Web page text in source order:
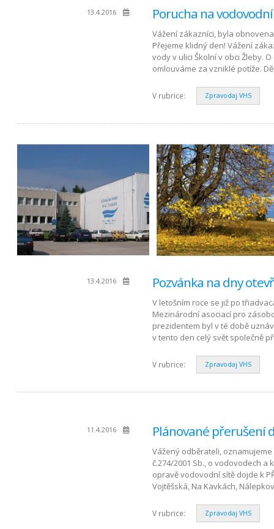
13.4.2016 Porucha na
Vážení zákazníci, byla
Přejeme klidný den! Vážení
vody v ulici Školní v obci Žleby.
omlouváme za vzniklé potíže.
V rubrice: Zpravodaj VHS
13.4.2016 Pozvánka na dny
V letošním roce se již po
Mezinárodní asociací pro
prezidentem byl v té době
v tento den celý svět společně
V rubrice: Zpravodaj VHS
11.4.2016 Plánované přerušení
Vážený odběrateli,
č.274/2001 Sb., o vodovodech
opravě vodovodní sítě dojde k
Vojtěšská, Na Kavkách,
V rubrice: Zpravodaj VHS